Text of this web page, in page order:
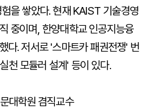
을 쌓았다. 현재 KAIST 기술경영
중이며, 한양대학교 인공지능융
다. 저서로 '스마트카 패권전쟁' 번
천 모듈러 설계' 등이 있다.
대학원 겸직교수